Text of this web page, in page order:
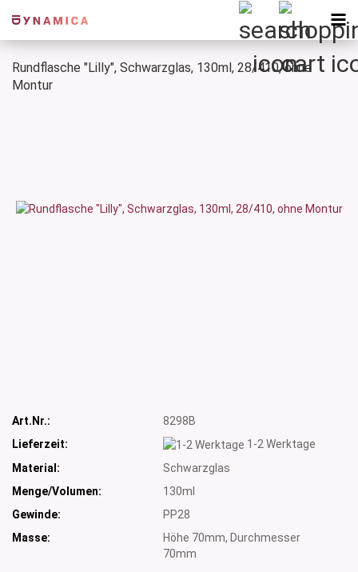
Rundflasche "Lilly", Schwarzglas, 130ml, 28/410, ohne
Montur
Art.Nr.:
8298B
Lieferzeit:
1-2 Werktage
Material:
Schwarzglas
Menge/Volumen:
130ml
Gewinde:
PP28
Masse:
Höhe 70mm, Durchmesser
70mm